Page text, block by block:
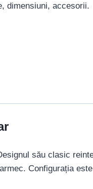
dimensiuni, accesorii.
său clasic
Configurația este